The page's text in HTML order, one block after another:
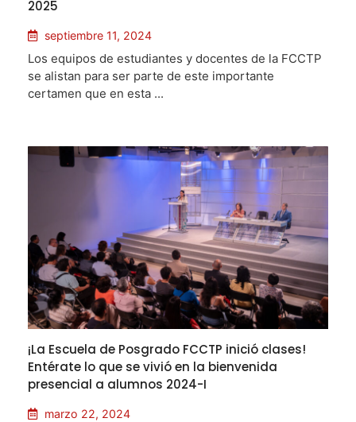
2025
septiembre 11, 2024
Los equipos de estudiantes y docentes de la FCCTP
se alistan para ser parte de este importante
certamen que en esta ...
¡La Escuela de Posgrado FCCTP inició clases!
Entérate lo que se vivió en la bienvenida
presencial a alumnos 2024-I
marzo 22, 2024